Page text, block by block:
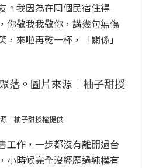
。我因為在同個民宿住得
你敬我我敬你，講幾句無傷
來啦再乾一杯，「關係」
｜柚子甜授權提供
工作，一步都沒有離開過台
小時候完全沒經歷過純樸有